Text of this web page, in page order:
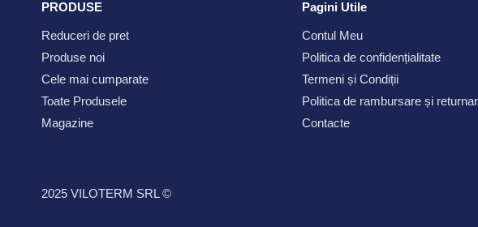
PRODUSE
Reduceri de pret
Produse noi
Cele mai cumparate
Toate Produsele
Magazine
Pagini Utile
Contul Meu
Politica de confidențialitate
Termeni și Condiții
Politica de rambursare și
Contacte
2025 VILOTERM SRL ©